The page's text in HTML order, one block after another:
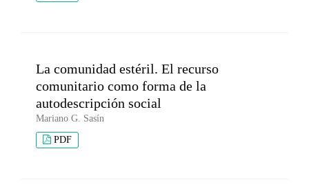
La comunidad estéril. El recurso
comunitario como forma de la
autodescripción social
Mariano G. Sasín
PDF